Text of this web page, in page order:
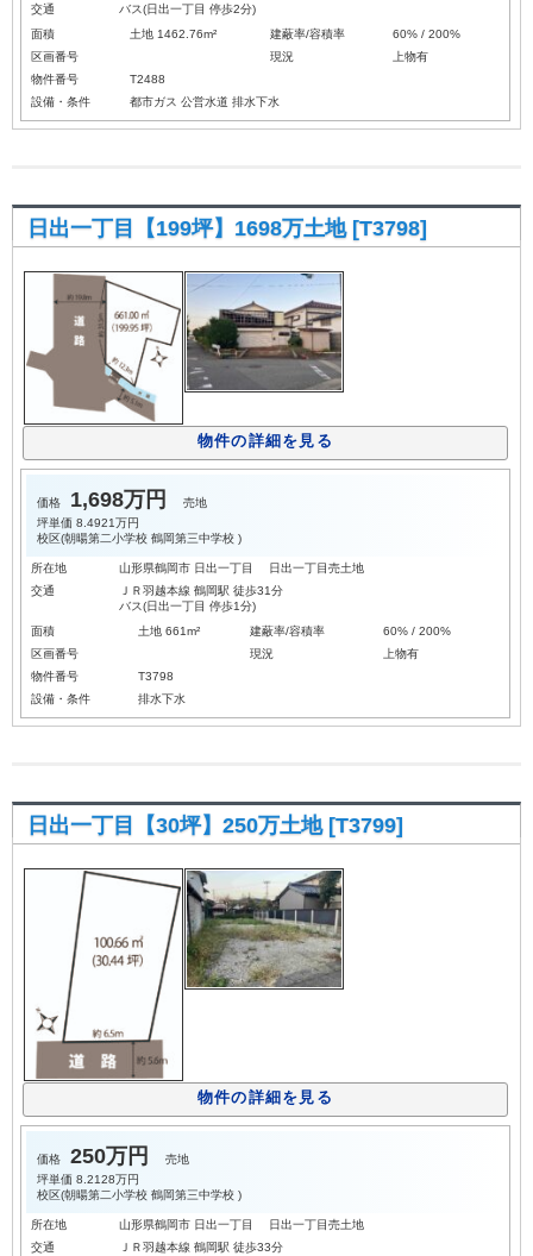
交通
バス(日出一丁目 停歩2分)
面積
土地 1462.76m² 建蔽率/容積率
60% / 200%
区画番号
現況
上物有
物件番号
T2488
設備・条件
都市ガス 公営水道 排水下水
日出一丁目【199坪】1698万土地 [T3798]
物件の詳細を見る
価格 1,698万円
売地
坪単価 8.4921万円
校区(朝暘第二小学校 鶴岡第三中学校 )
所在地
山形県鶴岡市 日出一丁目 日出一丁目売土地
交通
ＪＲ羽越本線 鶴岡駅 徒歩31分
バス(日出一丁目 停歩1分)
面積
土地 661m² 建蔽率/容積率
60% / 200%
区画番号
現況
上物有
物件番号
T3798
設備・条件
排水下水
日出一丁目【30坪】250万土地 [T3799]
物件の詳細を見る
価格 250万円
売地
坪単価 8.2128万円
校区(朝暘第二小学校 鶴岡第三中学校 )
所在地
山形県鶴岡市 日出一丁目 日出一丁目売土地
交通
ＪＲ羽越本線 鶴岡駅 徒歩33分